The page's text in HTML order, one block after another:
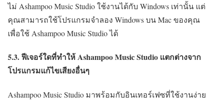
ไม่ Ashampoo Music Studio ใช้งานได้กับ Windows เท่านั้น แต่
คุณสามารถใช้โปรแกรมจำลอง Windows บน Mac ของคุณ
เพื่อใช้ Ashampoo Music Studio ได้
5.3. ฟีเจอร์ใดที่ทำให้ Ashampoo Music Studio แตกต่างจาก
โปรแกรมแก้ไขเสียงอื่นๆ
Ashampoo Music Studio มาพร้อมกับอินเทอร์เฟซที่ใช้งานง่าย